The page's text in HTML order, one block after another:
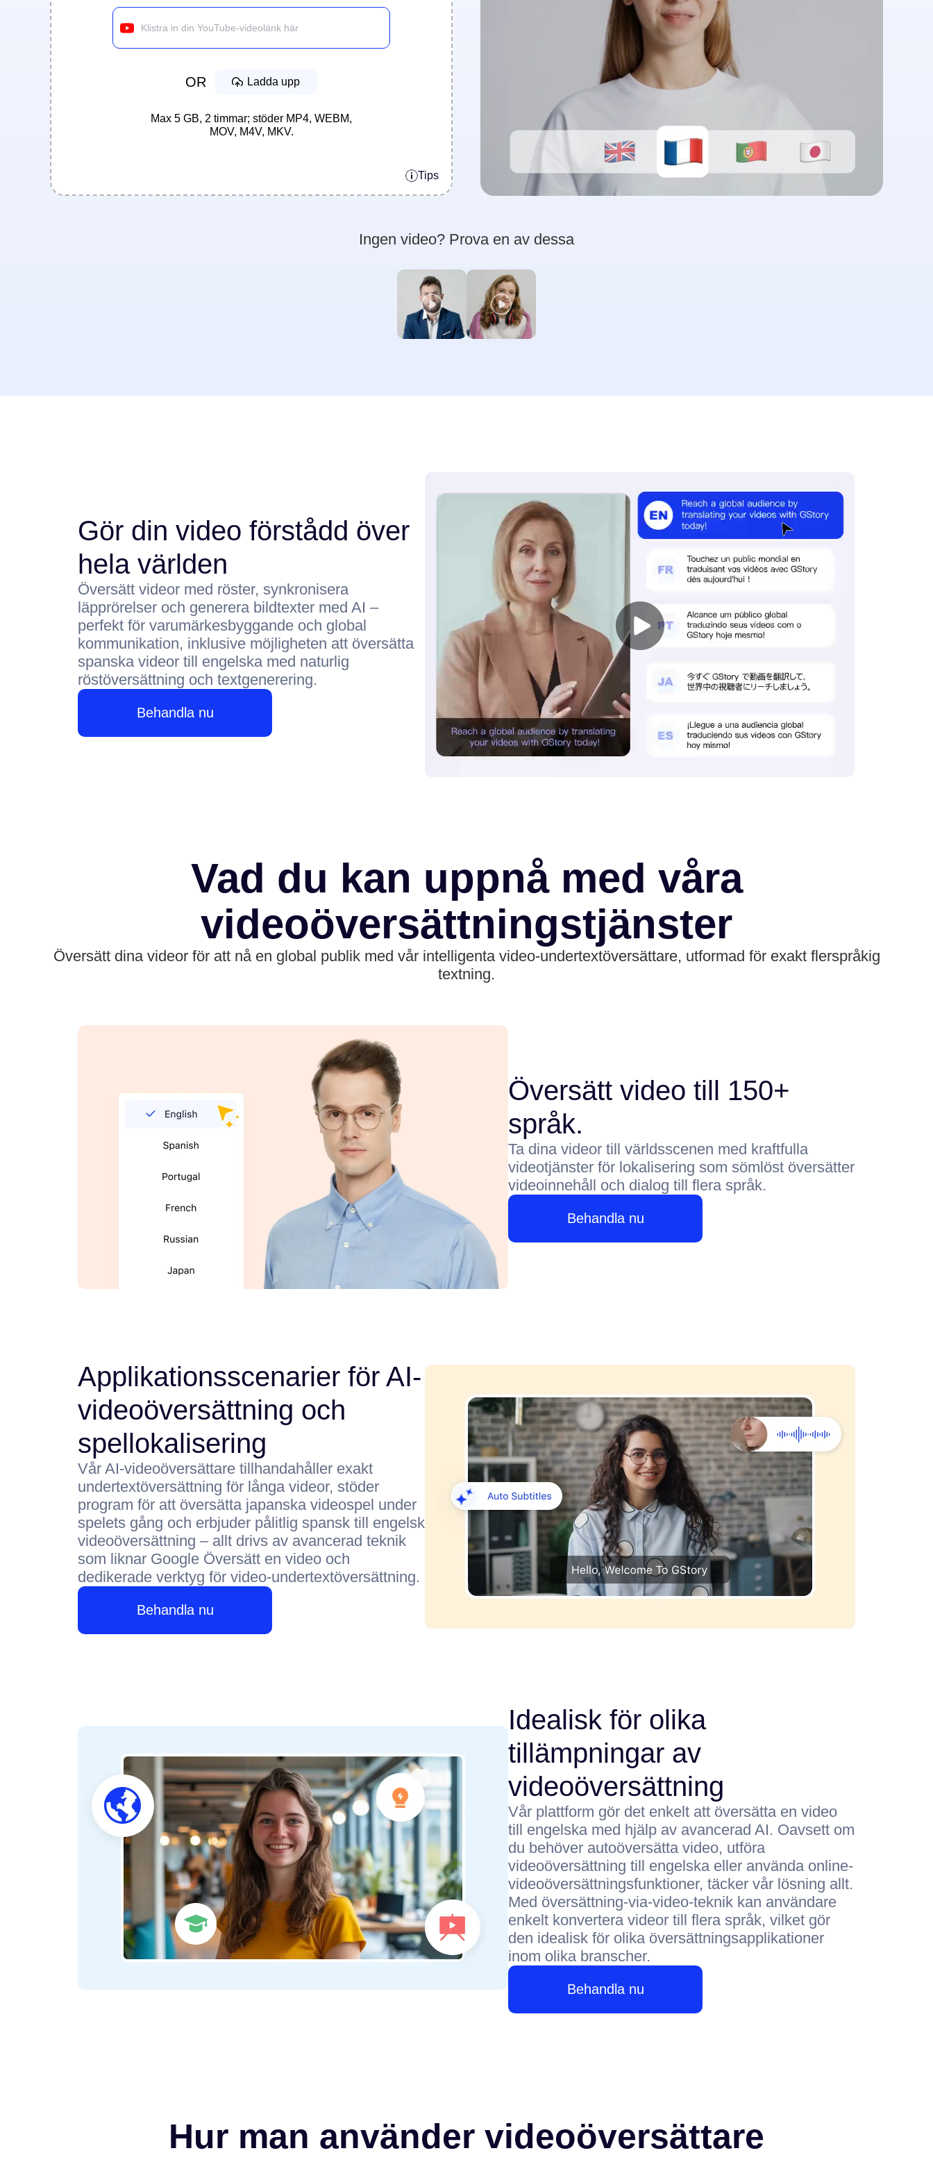
OR Ladda upp
Max 5 GB, 2 timmar; stöder MP4, WEBM,
MOV, M4V, MKV.
Tips
Ingen video? Prova en av dessa
Gör din video förstådd över
hela världen
Översätt videor med röster, synkronisera
läpprörelser och generera bildtexter med AI –
perfekt för varumärkesbyggande och global
kommunikation, inklusive möjligheten att översätta
spanska videor till engelska med naturlig
röstöversättning och textgenerering.
Behandla nu
Vad du kan uppnå med våra
videoöversättningstjänster
Översätt dina videor för att nå en global publik med vår intelligenta video-undertextöversättare, utformad för exakt flerspråkig
textning.
Översätt video till 150+
språk.
Ta dina videor till världsscenen med kraftfulla
videotjänster för lokalisering som sömlöst översätter
videoinnehåll och dialog till flera språk.
Behandla nu
Applikationsscenarier för AI-
videoöversättning och
spellokalisering
Vår AI-videoöversättare tillhandahåller exakt
undertextöversättning för långa videor, stöder
program för att översätta japanska videospel under
spelets gång och erbjuder pålitlig spansk till engelsk
videoöversättning – allt drivs av avancerad teknik
som liknar Google Översätt en video och
dedikerade verktyg för video-undertextöversättning.
Behandla nu
Idealisk för olika
tillämpningar av
videoöversättning
Vår plattform gör det enkelt att översätta en video
till engelska med hjälp av avancerad AI. Oavsett om
du behöver autoöversätta video, utföra
videoöversättning till engelska eller använda online-
videoöversättningsfunktioner, täcker vår lösning allt.
Med översättning-via-video-teknik kan användare
enkelt konvertera videor till flera språk, vilket gör
den idealisk för olika översättningsapplikationer
inom olika branscher.
Behandla nu
Hur man använder videoöversättare